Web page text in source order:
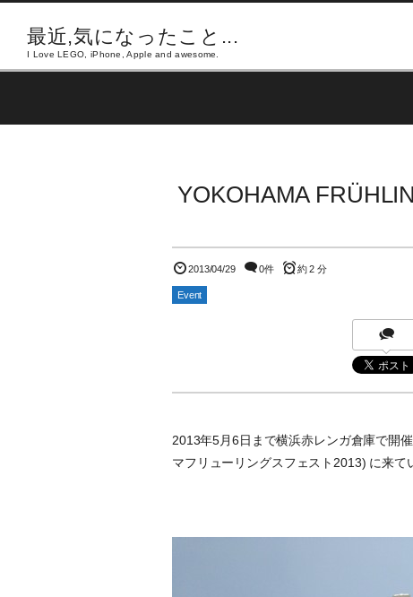
最近,気になったこと...
I Love LEGO, iPhone, Apple and awesome.
YOKOHAMA
2013/04/29 0件 約 2 分
Event
2013年5月6日まで横浜赤レンガ倉庫で開
マフリューリングスフェスト2013) に来て